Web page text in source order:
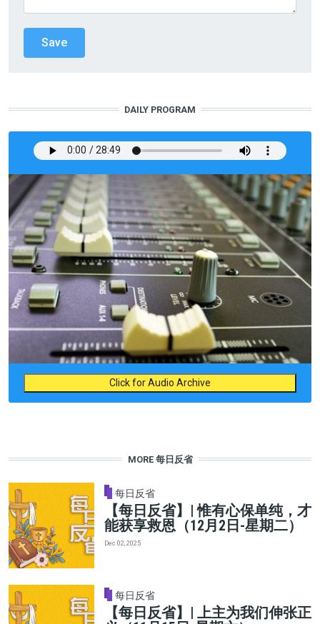
DAILY PROGRAM
Click for Audio Archive
MORE 每日反省
每日反省
【每日反省】| 惟有心保单纯，才
能获享救恩（12月2日-星期二）
Dec 02, 2025
每日反省
【每日反省】| 上主为我们伸张正